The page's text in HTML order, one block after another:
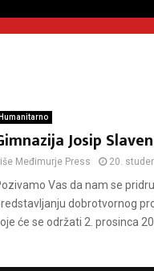
Humanitarno
Josip
Međimurje Press 20.
Vas da nam se
dobrotvornog
će se održati 2. prosinca